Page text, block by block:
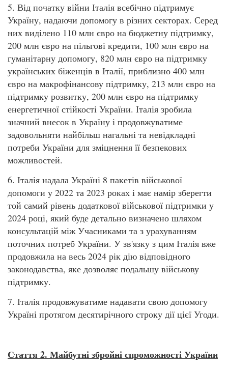
5. Від початку війни Італія всебічно підтримує
Україну, надаючи допомогу в різних секторах. Серед
них виділено 110 млн євро на бюджетну підтримку,
200 млн євро на пільгові кредити, 100 млн євро на
гуманітарну допомогу, 820 млн євро на підтримку
українських біженців в Італії, приблизно 400 млн
євро на макрофінансову підтримку, 213 млн євро на
підтримку розвитку, 200 млн євро на підтримку
енергетичної стійкості України. Італія зробила
значний внесок в Україну і продовжуватиме
задовольняти найбільш нагальні та невідкладні
потреби України для зміцнення її безпекових
можливостей.
6. Італія надала Україні 8 пакетів військової
допомоги у 2022 та 2023 роках і має намір зберегти
той самий рівень додаткової військової підтримки у
2024 році, який буде детально визначено шляхом
консультацій між Учасниками та з урахуванням
поточних потреб України. У зв'язку з цим Італія вже
продовжила на весь 2024 рік дію відповідного
законодавства, яке дозволяє подальшу військову
підтримку.
7. Італія продовжуватиме надавати свою допомогу
Україні протягом десятирічного строку дії цієї Угоди.
Стаття 2. Майбутні збройні спроможності України